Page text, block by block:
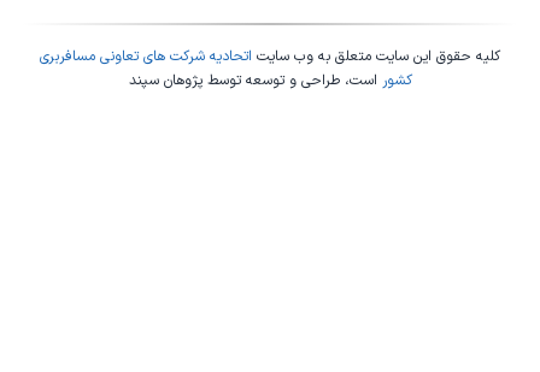
کلیه حقوق این سایت متعلق به وب سایت اتحادیه شرکت های تعاونی مسافربری
کشور است، طراحی و توسعه توسطپژوهان سپند